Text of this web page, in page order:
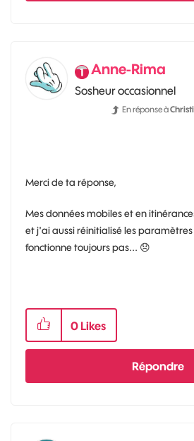
Anne-Rima
Sosheur occasionnel
En réponse à
Merci de ta réponse,
Mes données mobiles et en
et j'ai aussi réinitialisé les
fonctionne toujours pas... 😞
0 Likes
Répondre